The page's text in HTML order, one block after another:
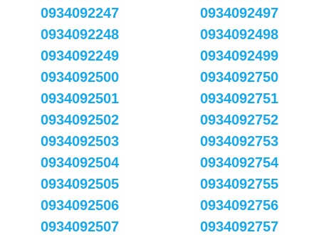
0934092247
0934092248
0934092249
0934092497
0934092498
0934092499
0934092500
0934092501
0934092502
0934092503
0934092504
0934092505
0934092506
0934092507
0934092750
0934092751
0934092752
0934092753
0934092754
0934092755
0934092756
0934092757